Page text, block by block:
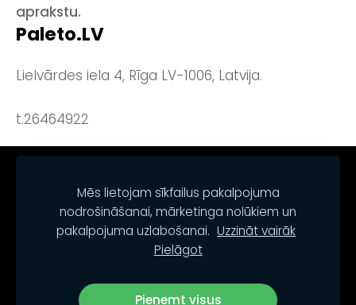
Paleto.LV
Lielvārdes iela 4, Rīga LV-1006, Latvija.
t.26464922
aprakstu.
Mēs lietojam sīkfailus pakalpojuma
nodrošināšanai, mārketinga nolūkiem un
pakalpojuma uzlabošanai. Uzzināt vairāk
Pielāgot
Pieņemt visus